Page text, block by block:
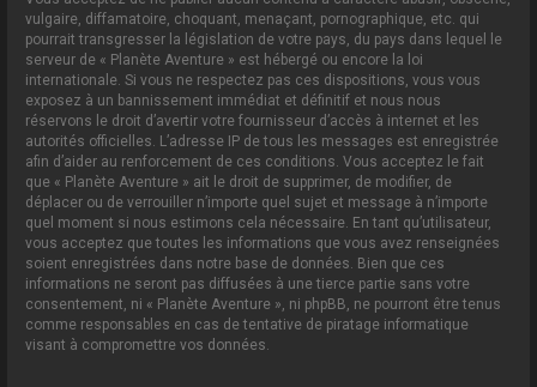
vulgaire, diffamatoire, choquant, menaçant, pornographique, etc. qui
pourrait transgresser la législation de votre pays, du pays dans lequel le
serveur de « Planète Aventure » est hébergé ou encore la loi
internationale. Si vous ne respectez pas ces dispositions, vous vous
exposez à un bannissement immédiat et définitif et nous nous
réservons le droit d’avertir votre fournisseur d’accès à internet et les
autorités officielles. L’adresse IP de tous les messages est enregistrée
afin d’aider au renforcement de ces conditions. Vous acceptez le fait
que « Planète Aventure » ait le droit de supprimer, de modifier, de
déplacer ou de verrouiller n’importe quel sujet et message à n’importe
quel moment si nous estimons cela nécessaire. En tant qu’utilisateur,
vous acceptez que toutes les informations que vous avez renseignées
soient enregistrées dans notre base de données. Bien que ces
informations ne seront pas diffusées à une tierce partie sans votre
consentement, ni « Planète Aventure », ni phpBB, ne pourront être tenus
comme responsables en cas de tentative de piratage informatique
visant à compromettre vos données.